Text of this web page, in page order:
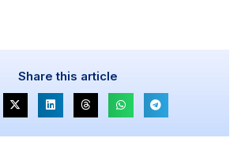
Share this article